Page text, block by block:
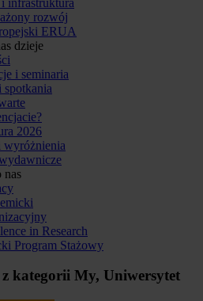
rozwój
ERUA
dzieje
i seminaria
spotkania
2026
wyróżnienia
nas
in Research
Program Stażowy
kategorii My, Uniwersytet